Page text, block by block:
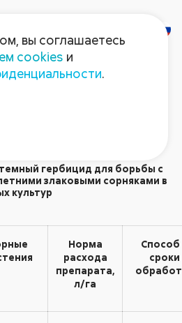
гербицид для борьбы с
злаковыми сорняками в
культур
Норма
расхода
препарата,
л/га
Способ
сроки
вы соглашаетесь
cookies и
.